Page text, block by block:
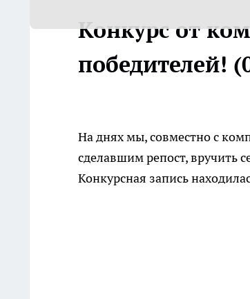
Конкурс от
победителей!
На днях мы, совместно с
сделавшим репост, вручить
Конкурсная запись